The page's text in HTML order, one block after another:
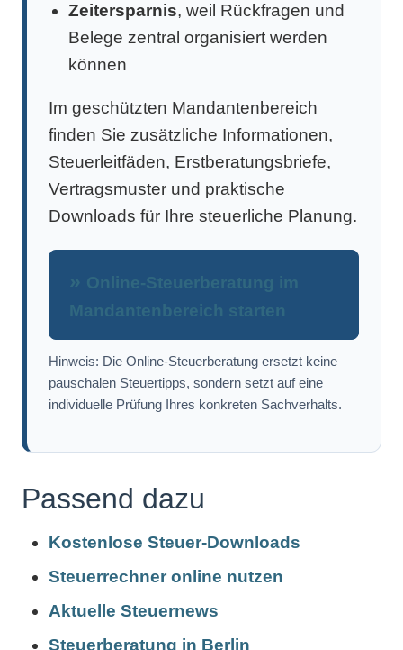
Zeitersparnis, weil Rückfragen und
Belege zentral organisiert werden
können
Im geschützten Mandantenbereich
finden Sie zusätzliche Informationen,
Steuerleitfäden, Erstberatungsbriefe,
Vertragsmuster und praktische
Downloads für Ihre steuerliche Planung.
Online-Steuerberatung im
Mandantenbereich starten
Hinweis: Die Online-Steuerberatung ersetzt keine
pauschalen Steuertipps, sondern setzt auf eine
individuelle Prüfung Ihres konkreten Sachverhalts.
Passend dazu
Kostenlose Steuer-Downloads
Steuerrechner online nutzen
Aktuelle Steuernews
Steuerberatung in Berlin